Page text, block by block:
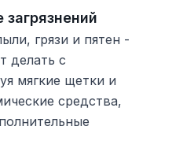
грязи и пятен -
делать с
мягкие щетки и
средства,